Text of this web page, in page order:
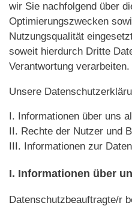
wir Sie nachfolgend über
Optimierungszwecken
Nutzungsqualität
soweit hierdurch Dritte
Verantwortung verarbeiten.
Unsere
I. Informationen über uns
II. Rechte der Nutzer und
III. Informationen zur
I. Informationen über
Datenschutzbeauftragte/r